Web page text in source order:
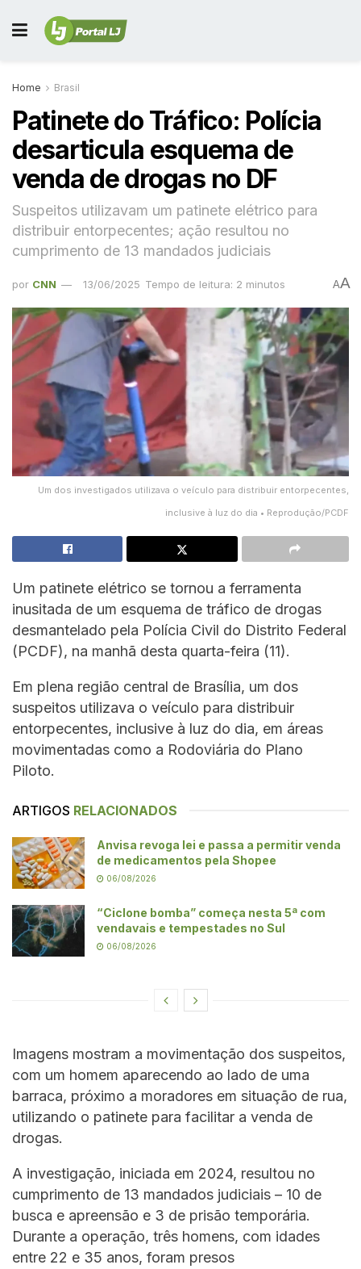
Home Brasil
Patinete do Tráfico: Polícia
desarticula esquema de
venda de drogas no DF
Suspeitos utilizavam um patinete elétrico para
distribuir entorpecentes; ação resultou no
cumprimento de 13 mandados judiciais
por CNN 13/06/2025 Tempo de leitura: 2 minutos AA
Um dos investigados utilizava o veículo para distribuir entorpecentes,
inclusive à luz do dia • Reprodução/PCDF
Um patinete elétrico se tornou a ferramenta
inusitada de um esquema de tráfico de drogas
desmantelado pela Polícia Civil do Distrito Federal
(PCDF), na manhã desta quarta-feira (11).
Em plena região central de Brasília, um dos
suspeitos utilizava o veículo para distribuir
entorpecentes, inclusive à luz do dia, em áreas
movimentadas como a Rodoviária do Plano
Piloto.
ARTIGOS RELACIONADOS
Anvisa revoga lei e passa a permitir venda
de medicamentos pela Shopee
06/08/2026
“Ciclone bomba” começa nesta 5ª com
vendavais e tempestades no Sul
06/08/2026
Imagens mostram a movimentação dos suspeitos,
com um homem aparecendo ao lado de uma
barraca, próximo a moradores em situação de rua,
utilizando o patinete para facilitar a venda de
drogas.
A investigação, iniciada em 2024, resultou no
cumprimento de 13 mandados judiciais – 10 de
busca e apreensão e 3 de prisão temporária.
Durante a operação, três homens, com idades
entre 22 e 35 anos, foram presos